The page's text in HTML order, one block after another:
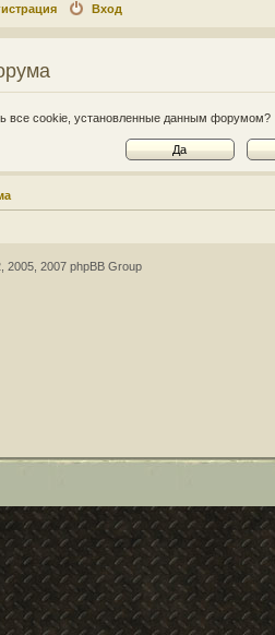
Вход
все cookie, установленные данным форумом?
2005, 2007 phpBB Group